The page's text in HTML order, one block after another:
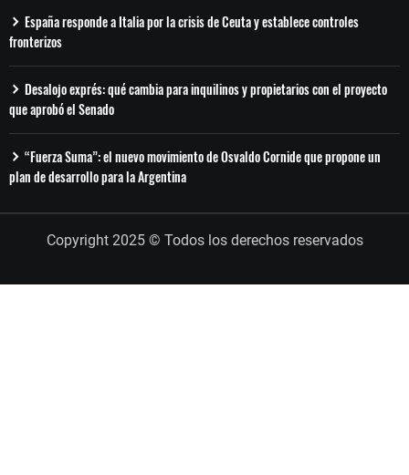
España responde a Italia por la crisis de Ceuta y establece controles
fronterizos
Desalojo exprés: qué cambia para inquilinos y propietarios con el proyecto
que aprobó el Senado
“Fuerza Suma”: el nuevo movimiento de Osvaldo Cornide que propone un
plan de desarrollo para la Argentina
Copyright 2025 © Todos los derechos reservados